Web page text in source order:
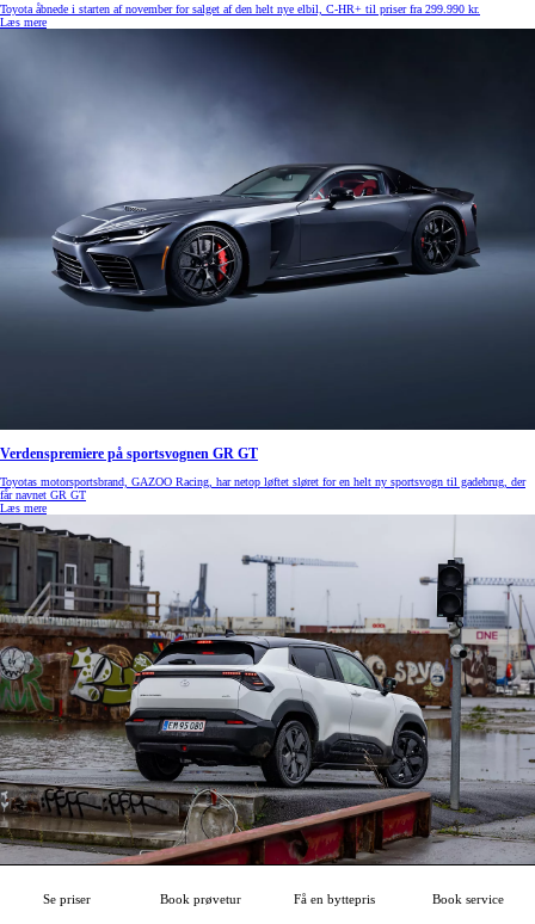
Se priser Book prøvetur Få en byttepris Book service
Toyota åbnede i starten af november for salget af den helt nye elbil, C-HR+ til priser fra 299.990 kr.
Læs mere
Verdenspremiere på sportsvognen GR GT
Toyotas motorsportsbrand, GAZOO Racing, har netop løftet sløret for en helt ny sportsvogn til gadebrug, der
får navnet GR GT
Læs mere
Elbilen Toyota Urban Cruiser i finalen til Årets Bil i Norge